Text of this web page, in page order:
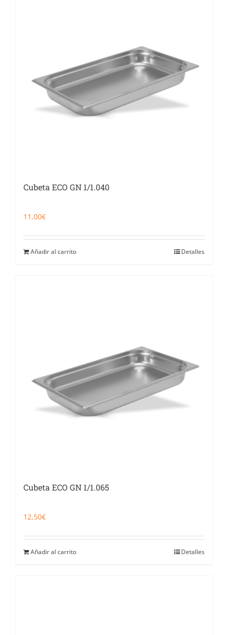
Cubeta ECO GN 1/1.040
11,00€
Añadir al carrito Detalles
Cubeta ECO GN 1/1.065
12,50€
Añadir al carrito Detalles